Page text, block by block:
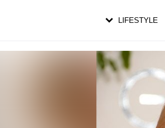
LIFESTYLE
pe măsură ce înaintezi în vârstă